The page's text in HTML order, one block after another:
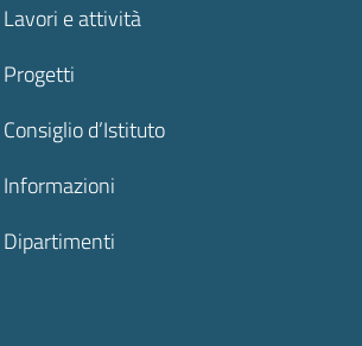
Lavori e attività
Progetti
Consiglio d’Istituto
Informazioni
Dipartimenti